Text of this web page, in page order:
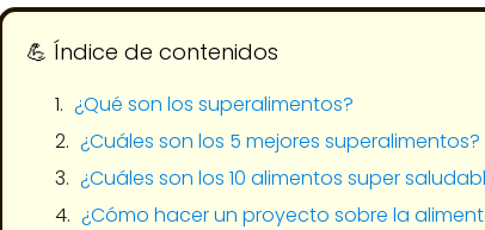
💪​ Índice de contenidos
¿Qué son los superalimentos?
¿Cuáles son los 5 mejores superalimentos?
¿Cuáles son los 10 alimentos super
¿Cómo hacer un proyecto sobre la